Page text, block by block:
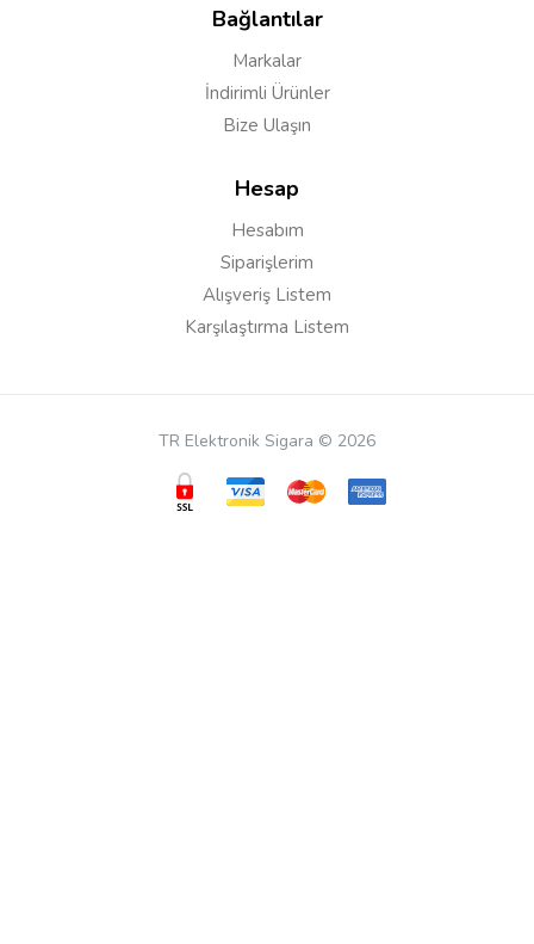
Bağlantılar
Markalar
İndirimli Ürünler
Bize Ulaşın
Hesap
Hesabım
Siparişlerim
Alışveriş Listem
Karşılaştırma Listem
TR Elektronik Sigara © 2026